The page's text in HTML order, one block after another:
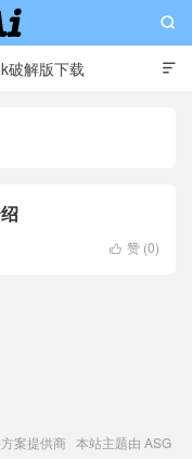

破解版下载

 赞 (0)
案提供商本站主题由 ASG